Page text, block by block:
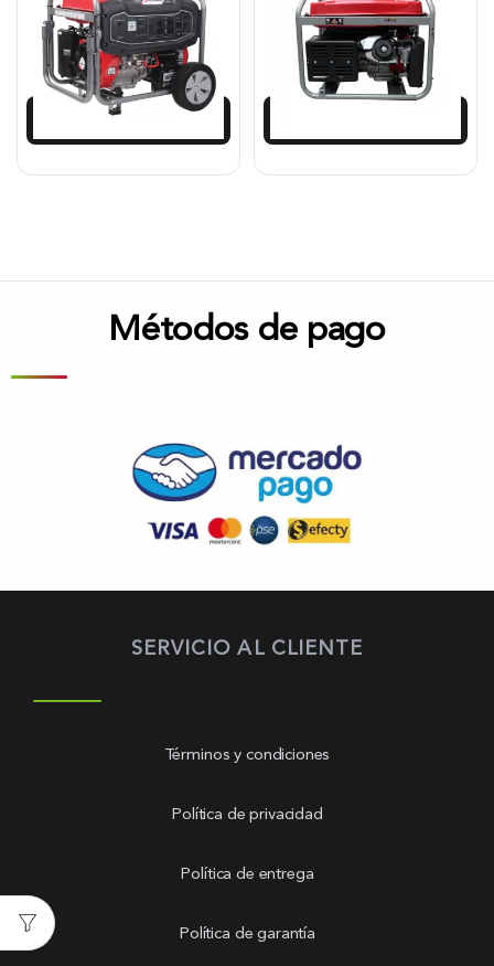
$ 4.996.513
$4.596.792
Añadir al carrito
$4.479.784
$4.121.401
Métodos de pago
SERVICIO AL CLIENTE
Términos y condiciones
Política de privacidad
Política de entrega
Política de garantía